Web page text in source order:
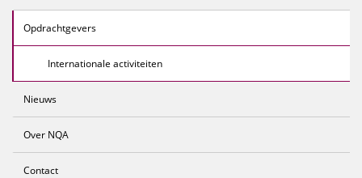
Opdrachtgevers
Internationale activiteiten
Nieuws
Over NQA
Contact